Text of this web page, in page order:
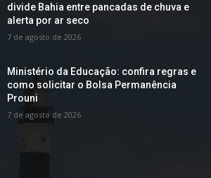
divide Bahia entre pancadas de chuva e
alerta por ar seco
7 de agosto de 2026
Ministério da Educação: confira regras e
como solicitar o Bolsa Permanência
Prouni
7 de agosto de 2026